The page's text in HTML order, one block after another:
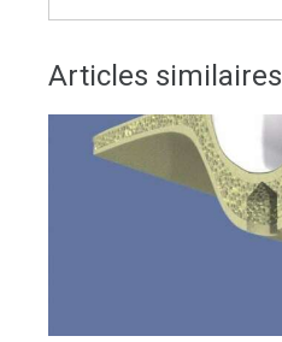
Articles similaires